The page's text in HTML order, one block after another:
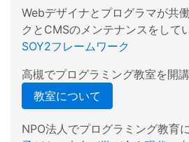
Webデザイナとプログラマが共
クとCMSのメンテナンスをして
SOY2フレームワーク
高槻でプログラミング教室を開講
教室について
NPO法人でプログラミング教育